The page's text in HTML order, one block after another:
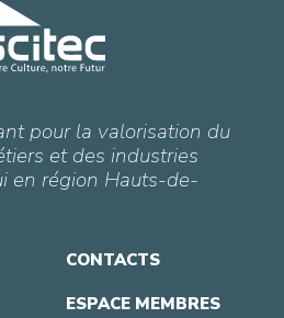
pour la valorisation du
et des industries
en région Hauts-de-
CONTACTS
ESPACE MEMBRES